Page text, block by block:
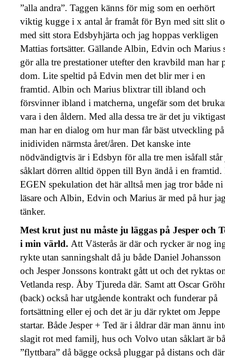
”alla andra”. Taggen känns för mig som en oerhört
viktig kugge i x antal år framåt för Byn med sitt slit
med sitt stora Edsbyhjärta och jag hoppas verkligen
Mattias fortsätter. Gällande Albin, Edvin och Marius
gör alla tre prestationer utefter den kravbild man har
dom. Lite speltid på Edvin men det blir mer i en
framtid. Albin och Marius blixtrar till ibland och
försvinner ibland i matcherna, ungefär som det
vara i den åldern. Med alla dessa tre är det ju
man har en dialog om hur man får bäst utveckling på
inidividen närmsta året/åren. Det kanske inte
nödvändigtvis är i Edsbyn för alla tre men isåfall
såklart dörren alltid öppen till Byn ändå i en framtid.
EGEN spekulation det här alltså men jag tror både ni
läsare och Albin, Edvin och Marius är med på hur
tänker.
Mest krut just nu måste ju läggas på Jesper och
i min värld. Att Västerås är där och rycker är nog
rykte utan sanningshalt då ju både Daniel Johansson
och Jesper Jonssons kontrakt gått ut och det ryktas
Vetlanda resp. Åby Tjureda där. Samt att Oscar
(back) också har utgående kontrakt och funderar på
fortsättning eller ej och det är ju där ryktet om Jeppe
startar. Både Jesper + Ted är i åldrar där man ännu
slagit rot med familj, hus och Volvo utan såklart är
”flyttbara” då bägge också pluggar på distans och där